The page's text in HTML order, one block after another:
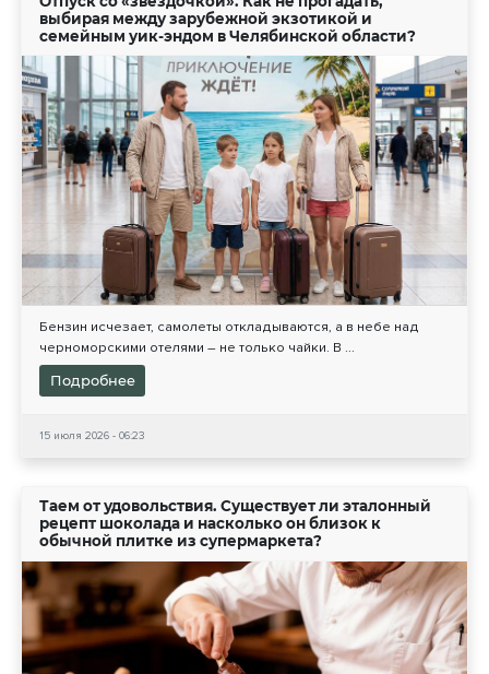
выбирая между зарубежной экзотикой и
семейным уик-эндом в Челябинской области?
Бензин исчезает, самолеты откладываются, а в небе над
черноморскими отелями – не только чайки. В ...
Подробнее
15 июля 2026 - 06:23
Таем от удовольствия. Существует ли эталонный
рецепт шоколада и насколько он близок к
обычной плитке из супермаркета?